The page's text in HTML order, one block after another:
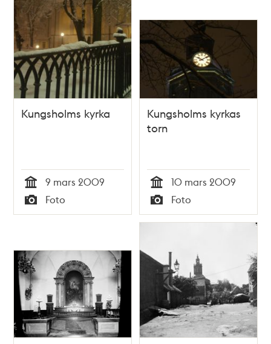
Kungsholms kyrka
Tid
9 mars 2009
Typ
Foto
Kungsholms kyrkas
torn
Tid
10 mars 2009
Typ
Foto